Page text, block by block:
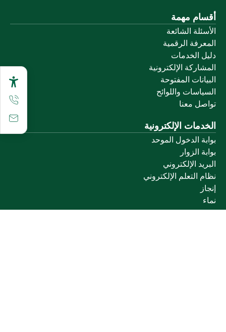
أقسام مهمة
الأسئلة الشائعة
المعرفة الرقمية
دليل الخدمات
المشاركة الإلكترونية
البيانات المفتوحة
السياسات واللوائح
تواصل معنا
الخدمات الإلكترونية
بوابة الدخول الموحد
بوابة الزوار
البريد الإلكتروني
نظام التعلم الإلكتروني
إنجاز
نماء